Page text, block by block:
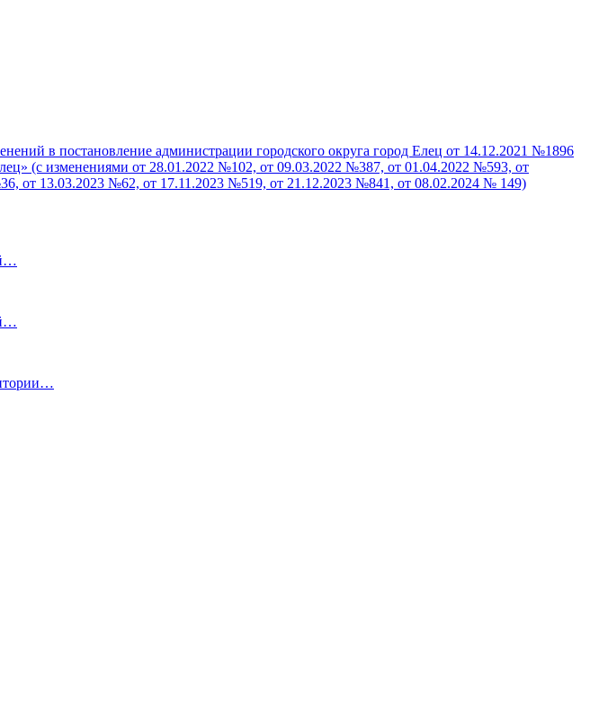
в постановление администрации городского округа город Елец от 14.12.2021 №1896
(с изменениями от 28.01.2022 №102, от 09.03.2022 №387, от 01.04.2022 №593, от
от 13.03.2023 №62, от 17.11.2023 №519, от 21.12.2023 №841, от 08.02.2024 № 149)